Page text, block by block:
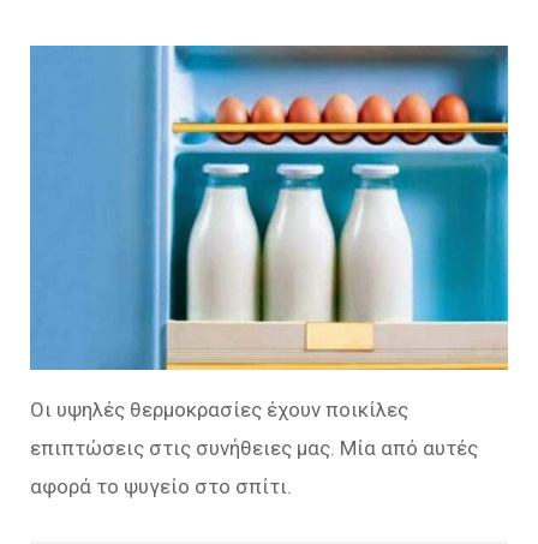
Οι υψηλές θερμοκρασίες έχουν ποικίλες
επιπτώσεις στις συνήθειες μας. Μία από αυτές
αφορά το ψυγείο στο σπίτι.